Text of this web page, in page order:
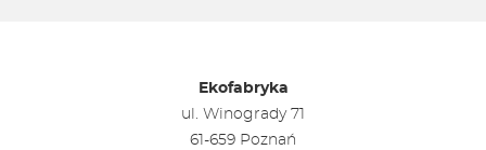
Ekofabryka
ul. Winogrady 71
61-659 Poznań